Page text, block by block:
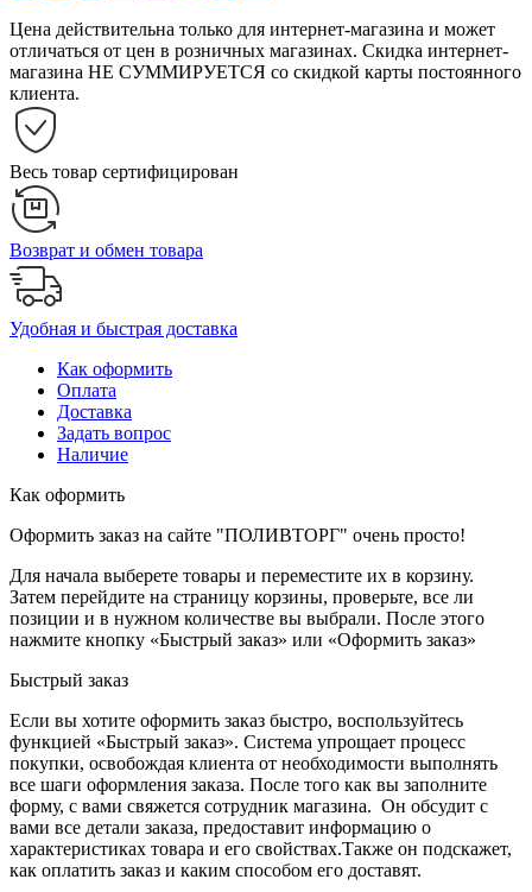
Цена действительна только для интернет-магазина и может
отличаться от цен в розничных магазинах. Скидка интернет-
магазина НЕ СУММИРУЕТСЯ со скидкой карты постоянного
клиента.
Весь товар сертифицирован
Возврат и обмен товара
Удобная и быстрая доставка
Как оформить
Оплата
Доставка
Задать вопрос
Наличие
Как оформить
Оформить заказ на сайте "ПОЛИВТОРГ" очень просто!
Для начала выберете товары и переместите их в корзину.
Затем перейдите на страницу корзины, проверьте, все ли
позиции и в нужном количестве вы выбрали. После этого
нажмите кнопку «Быстрый заказ» или «Оформить заказ»
Быстрый заказ
Если вы хотите оформить заказ быстро, воспользуйтесь
функцией «Быстрый заказ». Система упрощает процесс
покупки, освобождая клиента от необходимости выполнять
все шаги оформления заказа. После того как вы заполните
форму, с вами свяжется сотрудник магазина. Он обсудит с
вами все детали заказа, предоставит информацию о
характеристиках товара и его свойствах.Также он подскажет,
как оплатить заказ и каким способом его доставят.